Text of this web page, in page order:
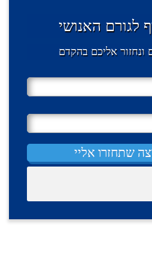
לגורם האנושי
ונחזור אליכם בהקדם
שתחזרו אליי